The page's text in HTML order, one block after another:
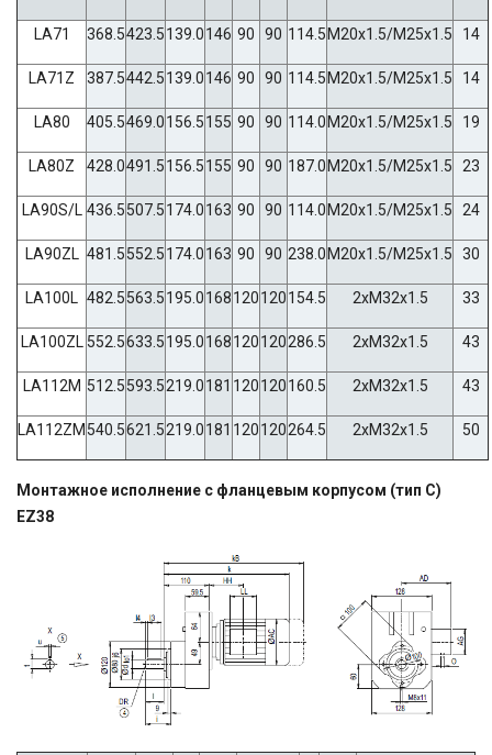
LA71 368.5423.5139.0146 90 90 114.5 M20x1.5/M25x1.5 14
LA71Z 387.5442.5139.0146 90 90 114.5 M20x1.5/M25x1.5 14
LA80 405.5469.0156.5155 90 90 114.0 M20x1.5/M25x1.5 19
LA80Z 428.0491.5156.5155 90 90 187.0 M20x1.5/M25x1.5 23
LA90S/L 436.5507.5174.0163 90 90 114.0 M20x1.5/M25x1.5 24
LA90ZL 481.5552.5174.0163 90 90 238.0 M20x1.5/M25x1.5 30
LA100L 482.5563.5195.0168120120154.5 2xM32x1.5 33
LA100ZL 552.5633.5195.0168120120286.5 2xM32x1.5 43
LA112M 512.5593.5219.0181 120120160.5 2xM32x1.5 43
LA112ZM 540.5621.5219.0181 120120264.5 2xM32x1.5 50
Монтажное исполнение с фланцевым корпусом (тип C)
EZ38